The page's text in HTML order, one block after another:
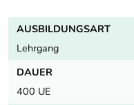
AUSBILDUNGSART
Lehrgang
DAUER
400 UE